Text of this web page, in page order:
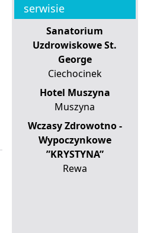
serwisie
Sanatorium
Uzdrowiskowe St.
George
Ciechocinek
Hotel Muszyna
Muszyna
Wczasy Zdrowotno -
Wypoczynkowe
”KRYSTYNA”
Rewa